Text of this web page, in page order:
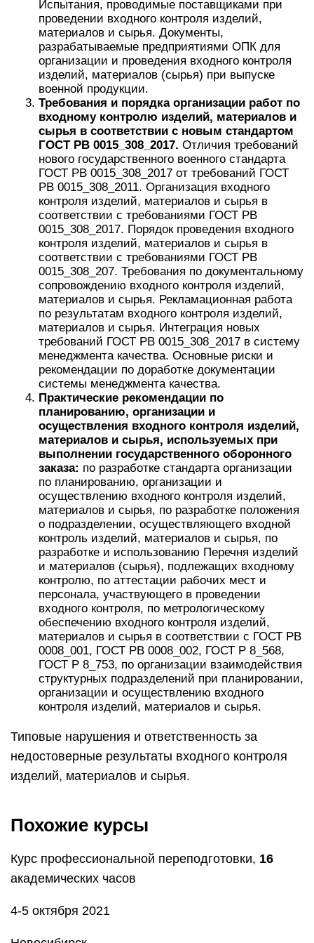
Испытания, проводимые поставщиками при
проведении входного контроля изделий,
материалов и сырья. Документы,
разрабатываемые предприятиями ОПК для
организации и проведения входного контроля
изделий, материалов (сырья) при выпуске
военной продукции.
Требования и порядка организации работ по
входному контролю изделий, материалов и
сырья в соответствии с новым стандартом
ГОСТ РВ 0015_308_2017. Отличия требований
нового государственного военного стандарта
ГОСТ РВ 0015_308_2017 от требований ГОСТ
РВ 0015_308_2011. Организация входного
контроля изделий, материалов и сырья в
соответствии с требованиями ГОСТ РВ
0015_308_2017. Порядок проведения входного
контроля изделий, материалов и сырья в
соответствии с требованиями ГОСТ РВ
0015_308_207. Требования по документальному
сопровождению входного контроля изделий,
материалов и сырья. Рекламационная работа
по результатам входного контроля изделий,
материалов и сырья. Интеграция новых
требований ГОСТ РВ 0015_308_2017 в систему
менеджмента качества. Основные риски и
рекомендации по доработке документации
системы менеджмента качества.
Практические рекомендации по
планированию, организации и
осуществления входного контроля изделий,
материалов и сырья, используемых при
выполнении государственного оборонного
заказа: по разработке стандарта организации
по планированию, организации и
осуществлению входного контроля изделий,
материалов и сырья, по разработке положения
о подразделении, осуществляющего входной
контроль изделий, материалов и сырья, по
разработке и использованию Перечня изделий
и материалов (сырья), подлежащих входному
контролю, по аттестации рабочих мест и
персонала, участвующего в проведении
входного контроля, по метрологическому
обеспечению входного контроля изделий,
материалов и сырья в соответствии с ГОСТ РВ
0008_001, ГОСТ РВ 0008_002, ГОСТ Р 8_568,
ГОСТ Р 8_753, по организации взаимодействия
структурных подразделений при планировании,
организации и осуществлению входного
контроля изделий, материалов и сырья.
Типовые нарушения и ответственность за
недостоверные результаты входного контроля
изделий, материалов и сырья.
Похожие курсы
Курс профессиональной переподготовки, 16
академических часов
4-5 октября 2021